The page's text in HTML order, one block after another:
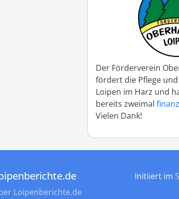
Der Förderverein
fördert die Pflege
Loipen im Harz und
bereits zweimal
Vielen Dank!
Loipenberichte.de
Initiiert im